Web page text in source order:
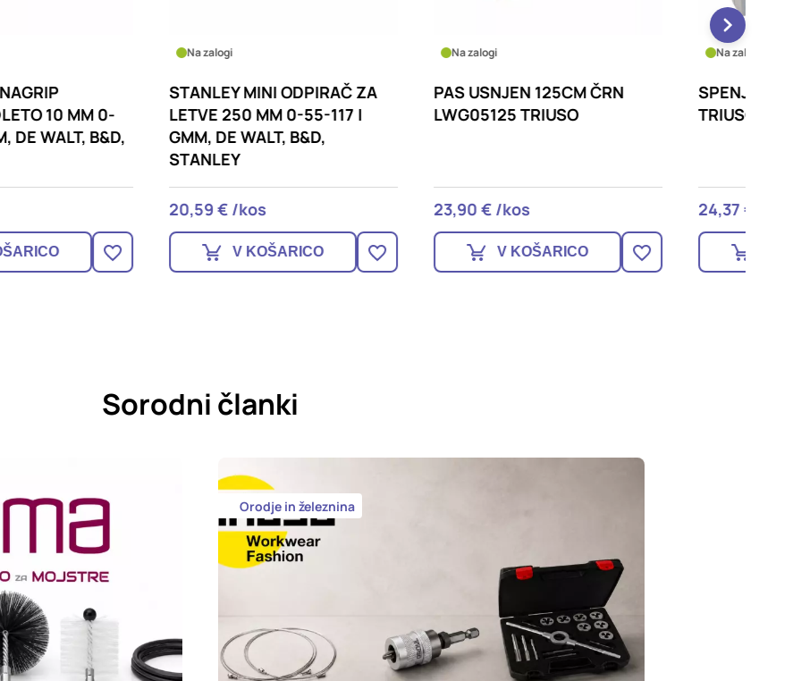
MINI ODPIRAČ ZA
250 MM 0-55-117 |
WALT, B&D,
V KOŠARICO
PAS USNJEN 125CM ČRN
LWG05125 TRIUSO
23,90 € /kos
V KOŠARICO
SPENJALEC ROČNI TACK16
TRIUSO
24,37 € /kos
V KOŠARICO
Sorodni članki
Orodje in železnina